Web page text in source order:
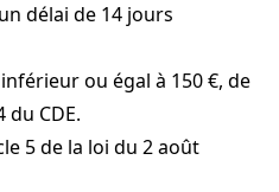
délai de 14 jours
ou égal à 150 €, de
du CDE.
5 de la loi du 2 août